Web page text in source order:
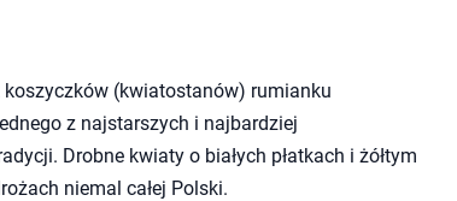
koszyczków (kwiatostanów) rumianku
z najstarszych i najbardziej
Drobne kwiaty o białych płatkach i żółtym
niemal całej Polski.